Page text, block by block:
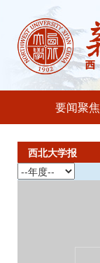
要闻聚焦
西北大学报